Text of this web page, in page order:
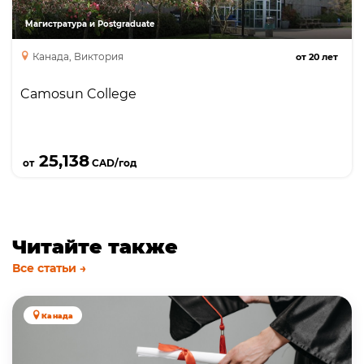
Магистратура и Postgraduate
от 20 лет
Канада, Виктория
Camosun College
от25,138 CAD/год
практически ориентированы, включают
большой процент практических занятий,
стажировок и отлично готовят к будущей
Читайте также
Все статьи →
Канада